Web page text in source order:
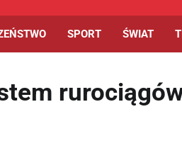
SPORT ŚWIAT